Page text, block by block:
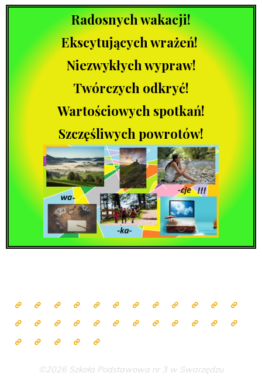
Radosnych wakacji!
Ekscytujących wrażeń!
Niezwykłych wypraw!
Twórczych odkryć!
Wartościowych spotkań!
Szczęśliwych powrotów!
©2026 Szkoła Podstawowa nr 3 w Swarzędzu